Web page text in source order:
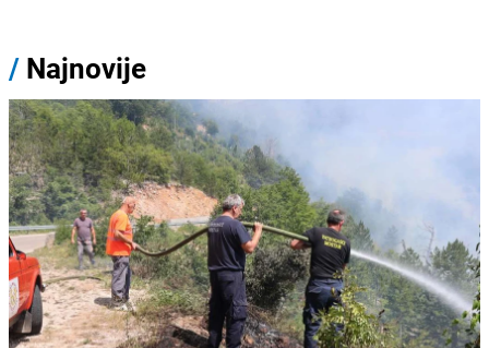
/ Najnovije